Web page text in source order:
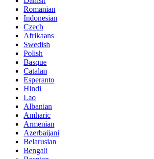
Romanian
Indonesian
Czech
Afrikaans
Swedish
Polish
Basque
Catalan
Esperanto
Hindi
Lao
Albanian
Amharic
Armenian
Azerbaijani
Belarusian
Bengali